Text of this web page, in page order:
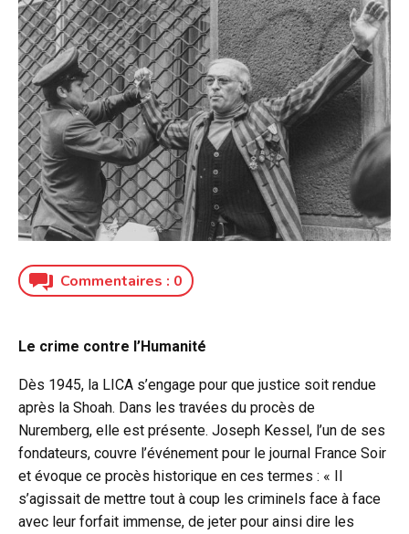
1927
Commentaires : 0
Le crime contre l’Humanité
Dès 1945, la LICA s’engage pour que justice soit rendue
après la Shoah. Dans les travées du procès de
Nuremberg, elle est présente. Joseph Kessel, l’un de ses
fondateurs, couvre l’événement pour le journal France Soir
et évoque ce procès historique en ces termes : « Il
s’agissait de mettre tout à coup les criminels face à face
avec leur forfait immense, de jeter pour ainsi dire les